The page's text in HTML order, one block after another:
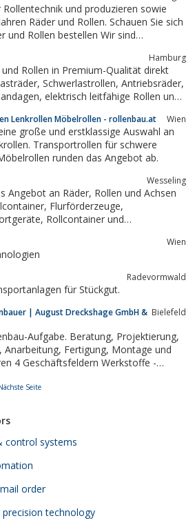
und produzieren sowie
Räder und Rollen. Schauen Sie sich
und Rollen bestellen Wir sind
und Rollen. Schauen Sie sich unserHamburg
und Rollen in Premium-Qualität direkt
Antriebsräder,
Lenkrollen Möbelrollen - rollenbau.at Wien
große und erstklassige Auswahl an
runden das Angebot ab.
Wesseling
Räder, Rollen und Achsen
Wien
Radevormwald
für Stückgut.
| August Dreckshage GmbH & Bielefeld
Beratung, Projektierung,
4 Geschäftsfeldern Werkstoffe -
wir bestimmt genau das, was Sie suchen.
Seite
control systems
order
technology